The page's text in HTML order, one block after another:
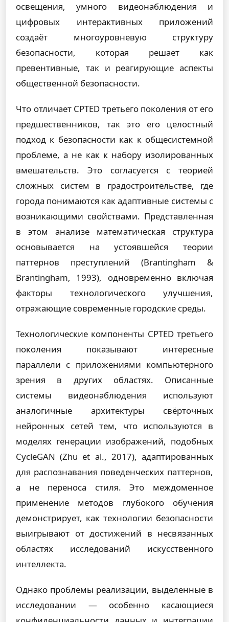
освещения, умного видеонаблюдения и
цифровых интерактивных приложений
создаёт многоуровневую структуру
безопасности, которая решает как
превентивные, так и реагирующие аспекты
общественной безопасности.
Что отличает CPTED третьего поколения от его
предшественников, так это его целостный
подход к безопасности как к общесистемной
проблеме, а не как к набору изолированных
вмешательств. Это согласуется с теорией
сложных систем в градостроительстве, где
города понимаются как адаптивные системы с
возникающими свойствами. Представленная
в этом анализе математическая структура
основывается на устоявшейся теории
паттернов преступлений (Brantingham &
Brantingham, 1993), одновременно включая
факторы технологического улучшения,
отражающие современные городские среды.
Технологические компоненты CPTED третьего
поколения показывают интересные
параллели с приложениями компьютерного
зрения в других областях. Описанные
системы видеонаблюдения используют
аналогичные архитектуры свёрточных
нейронных сетей тем, что используются в
моделях генерации изображений, подобных
CycleGAN (Zhu et al., 2017), адаптированных
для распознавания поведенческих паттернов,
а не переноса стиля. Это междоменное
применение методов глубокого обучения
демонстрирует, как технологии безопасности
выигрывают от достижений в несвязанных
областях исследований искусственного
интеллекта.
Однако проблемы реализации, выделенные в
исследовании — особенно касающиеся